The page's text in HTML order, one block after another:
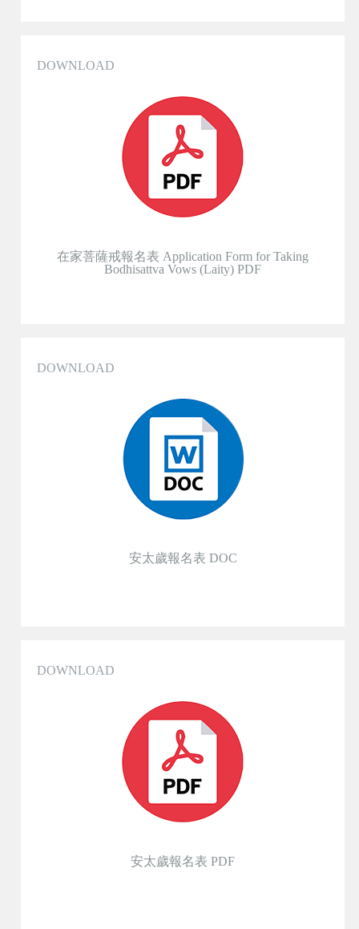
DOWNLOAD
在家菩薩戒報名表 Application Form for Taking
Bodhisattva Vows (Laity) PDF
DOWNLOAD
安太歲報名表 DOC
DOWNLOAD
安太歲報名表 PDF